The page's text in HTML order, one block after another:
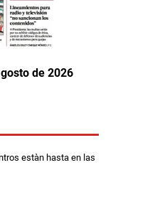
de 2026
estàn hasta en las